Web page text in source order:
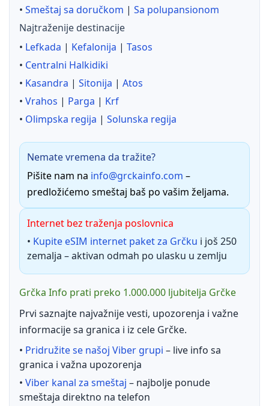
• Smeštaj sa doručkom | Sa polupansionom
Najtraženije destinacije
• Lefkada | Kefalonija | Tasos
• Centralni Halkidiki
• Kasandra | Sitonija | Atos
• Vrahos | Parga | Krf
• Olimpska regija | Solunska regija
Nemate vremena da tražite?
Pišite nam na info@grckainfo.com –
predložićemo smeštaj baš po vašim željama.
Internet bez traženja poslovnica
• Kupite eSIM internet paket za Grčku i još 250
zemalja – aktivan odmah po ulasku u zemlju
Grčka Info prati preko 1.000.000 ljubitelja Grčke
Prvi saznajte najvažnije vesti, upozorenja i važne
informacije sa granica i iz cele Grčke.
• Pridružite se našoj Viber grupi – live info sa
granica i važna upozorenja
• Viber kanal za smeštaj – najbolje ponude
smeštaja direktno na telefon